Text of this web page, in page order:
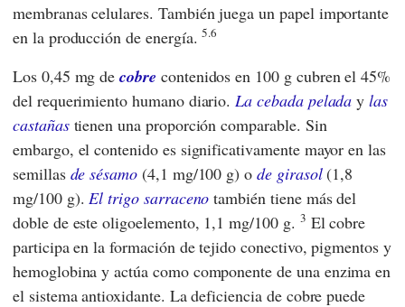
membranas celulares. También juega un papel importante
en la producción de energía.5.6
Los 0,45 mg decobre contenidos en 100 g cubren el 45%
del requerimiento humano diario. La cebada pelada ylas
castañastienen una proporción comparable. Sin
embargo, el contenido es significativamente mayor en las
semillas de sésamo (4,1 mg/100 g) ode girasol(1,8
mg/100 g). El trigo sarraceno también tiene más del
doble de este oligoelemento, 1,1 mg/100 g. 3 El cobre
participa en la formación de tejido conectivo, pigmentos y
hemoglobina y actúa como componente de una enzima en
el sistema antioxidante. La deficiencia de cobre puede